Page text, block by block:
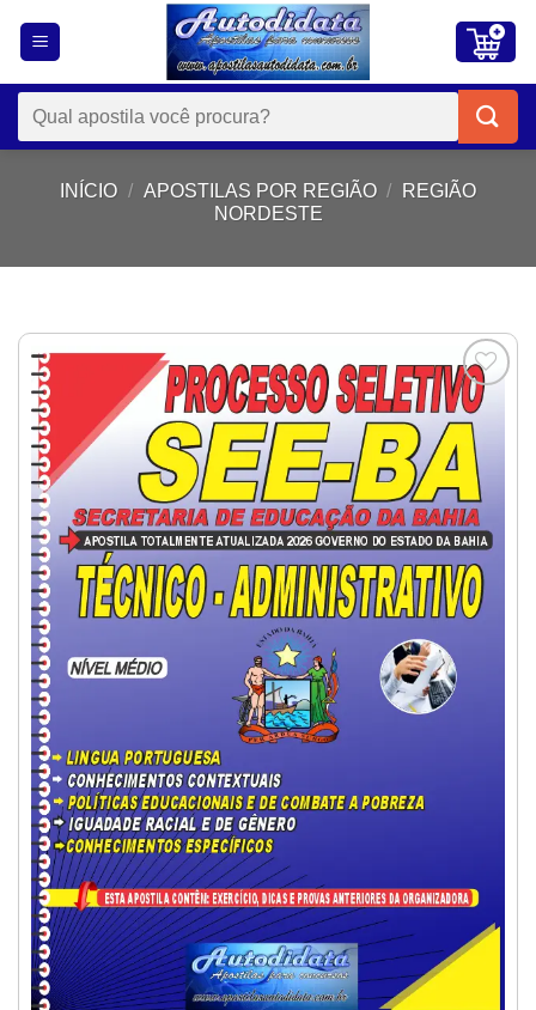
Pesquisar
por:
INÍCIO / APOSTILAS POR REGIÃO /
REGIÃO
NORDESTE
Add to
wishlist